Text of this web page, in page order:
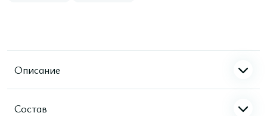
Описание
Состав